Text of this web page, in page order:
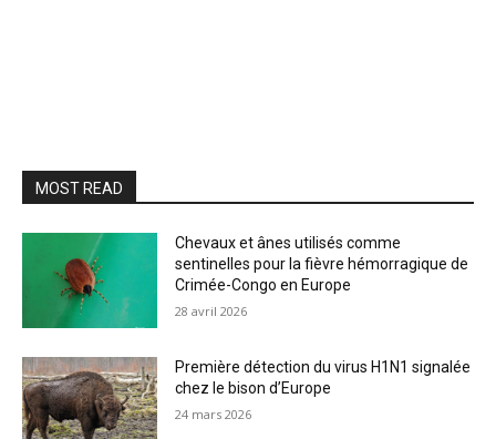
MOST READ
Chevaux et ânes utilisés comme
sentinelles pour la fièvre hémorragique de
Crimée-Congo en Europe
28 avril 2026
Première détection du virus H1N1 signalée
chez le bison d’Europe
24 mars 2026